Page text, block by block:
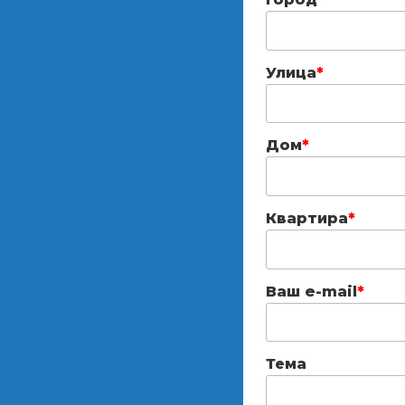
Улица*
Дом*
Квартира*
Ваш e-mail*
Тема